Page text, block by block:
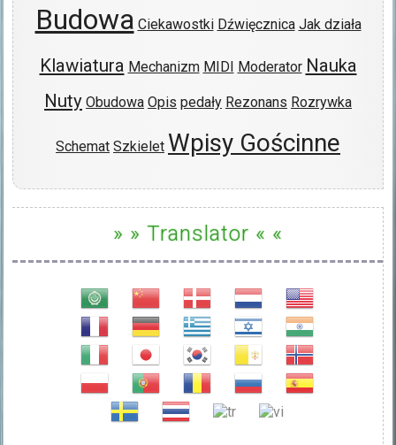
Budowa Ciekawostki Dźwięcznica Jak działa
Klawiatura Mechanizm MIDI Moderator Nauka
Nuty Obudowa Opis pedały Rezonans Rozrywka
Schemat Szkielet Wpisy Gościnne
» » Translator « «